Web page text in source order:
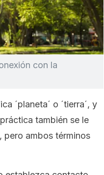
con la
´planeta´ o ´tierra´, y
también se le
pero ambos términos